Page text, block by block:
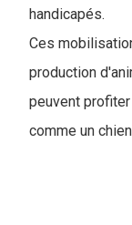
handicapés.
Ces
production
peuvent
comme un